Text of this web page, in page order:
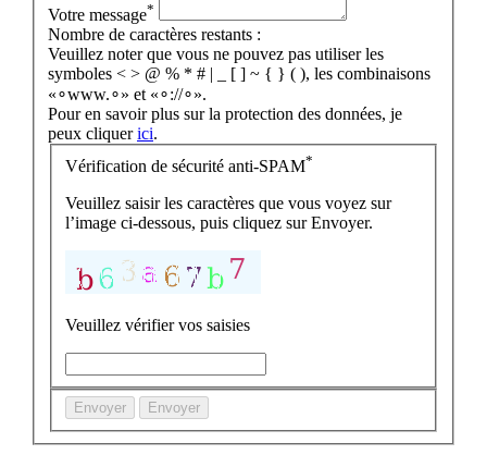
Votre message*
Nombre de caractères restants :
Veuillez noter que vous ne pouvez pas utiliser les
symboles < > @ % * # | _ [ ] ~ { } ( ), les combinaisons
«∘www.∘» et «∘://∘».
Pour en savoir plus sur la protection des données, je
peux cliquerici.
Vérification de sécurité anti-SPAM*
Veuillez saisir les caractères que vous voyez sur
l’image ci-dessous, puis cliquez sur Envoyer.
Veuillez vérifier vos saisies
Envoyer Envoyer